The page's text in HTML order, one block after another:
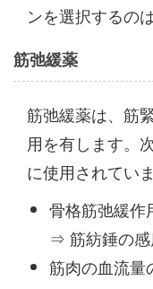
ンを選択するの
筋弛緩薬
筋弛緩薬は、筋
用を有します。
に使用されていま
骨格筋弛緩作
⇒ 筋紡錘の感
筋肉の血流量